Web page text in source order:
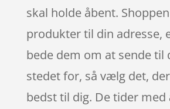
skal holde åbent.
produkter til din adresse,
bede dem om at sende til
stedet for, så vælg det,
bedst til dig. De tider med